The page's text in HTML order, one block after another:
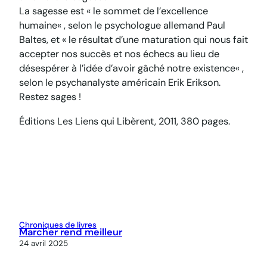
La sagesse est « le sommet de l’excellence
humaine« , selon le psychologue allemand Paul
Baltes, et « le résultat d’une maturation qui nous fait
accepter nos succès et nos échecs au lieu de
désespérer à l’idée d’avoir gâché notre existence« ,
selon le psychanalyste américain Erik Erikson.
Restez sages !
Éditions Les Liens qui Libèrent, 2011, 380 pages.
Chroniques de livres
Marcher rend meilleur
24 avril 2025